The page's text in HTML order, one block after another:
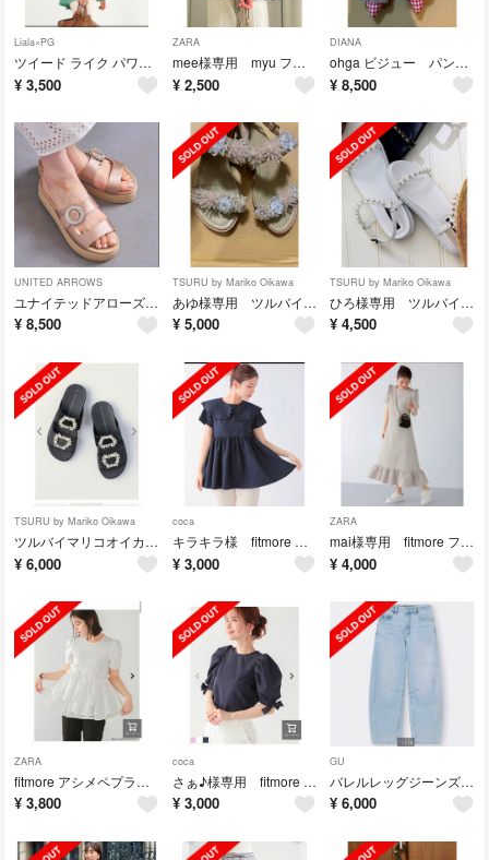
Liala×PG
ツイード ライク パワショル チュニック lieulien×Chika
¥ 3,500
ZARA
mee様専用 myu フラワー トップス
¥ 2,500
DIANA
ohga ビジュー パンプス
¥ 8,500
UNITED ARROWS
ユナイテッドアローズ サテンビジューミュール
¥ 8,500
TSURU by Mariko Oikawa
あゆ様専用 ツルバイマリコオイカワ サンダル
¥ 5,000
TSURU by Mariko Oikawa
ひろ様専用 ツルバイマリコオイカワ ホワイト サンダル
¥ 4,500
TSURU by Mariko Oikawa
ツルバイマリコオイカワ サンダル
¥ 6,000
coca
キラキラ様 fitmore スカラップカラーペプラムブラウス
¥ 3,000
ZARA
mai様専用 fitmore フラワージャガードロングワンピース
¥ 4,000
ZARA
fitmore アシメペプラムジャガードトップス
¥ 3,800
coca
さぁ♪様専用 fitmore リボンボリュームスリーブブラウス
¥ 3,000
GU
バレルレッグジーンズQ+E M ジーユー GU
¥ 6,000